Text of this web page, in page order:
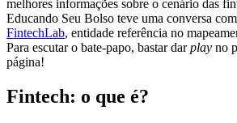
melhores informações sobre o cenário das
Educando Seu Bolso teve uma conversa
FintechLab, entidade referência no
Para escutar o bate-papo, bastar darplay no
página!
Fintech: o que é?